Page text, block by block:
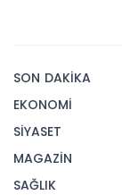
SON DAKİKA
EKONOMİ
SİYASET
MAGAZİN
SAĞLIK